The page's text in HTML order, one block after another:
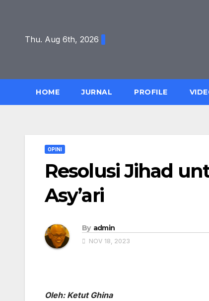
contentThu. Aug 6th, 2026
HOME JURNAL PROFILE
OPINI
Resolusi Jihad
Asy’ari
By admin
NOV 18, 2023
Oleh: Ketut Ghina